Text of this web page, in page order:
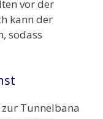
vor der
kann der
sodass
Tunnelbana